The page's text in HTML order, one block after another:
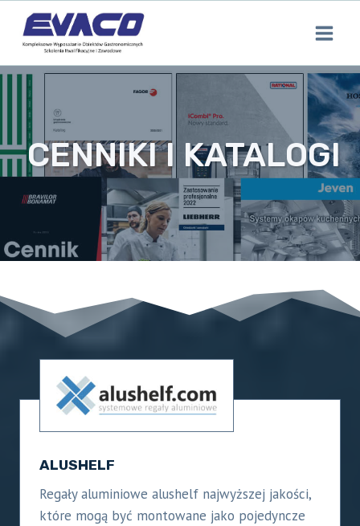
Przejdź
CENNIKI I KATALOGI
ALUSHELF
Regały aluminiowe alushelf najwyższej jakości,
które mogą być montowane jako pojedyncze